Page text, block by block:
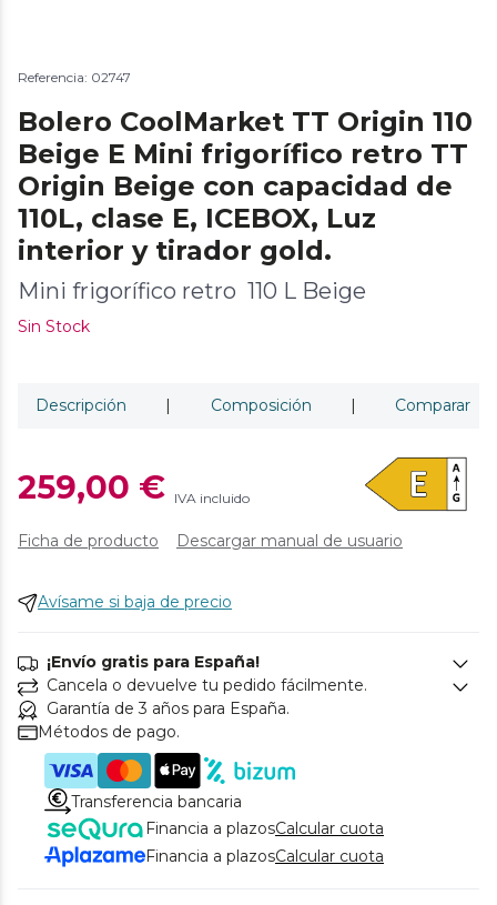
Referencia: 02747
Bolero CoolMarket TT Origin 110
Beige E Mini frigorífico retro TT
Origin Beige con capacidad de
110L, clase E, ICEBOX, Luz
interior y tirador gold.
Mini frigorífico retro 110 L Beige
Sin Stock
Descripción | Composición | Comparar
259,00 € IVA incluido
Ficha de producto Descargar manual de usuario
Avísame si baja de precio
¡Envío gratis para España!
Cancela o devuelve tu pedido fácilmente.
Garantía de 3 años para España.
Métodos de pago.
Transferencia bancaria
Financia a plazosCalcular cuota
Financia a plazosCalcular cuota